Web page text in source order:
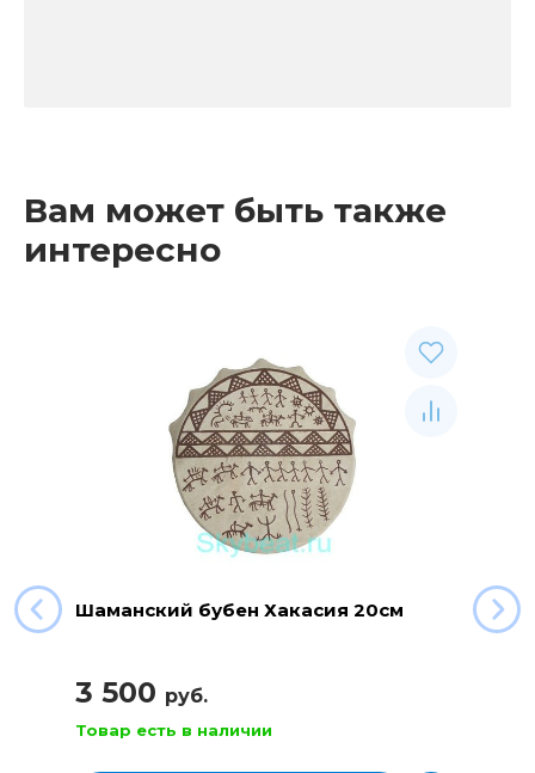
Вам может быть также
интересно
Шаманский бубен Хакасия 20см
3 500 руб.
Товар есть в наличии